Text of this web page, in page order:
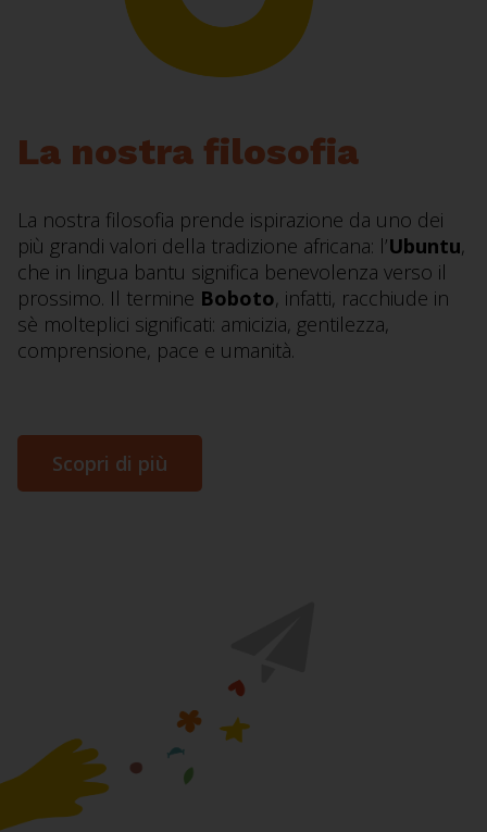
La nostra filosofia
La nostra filosofia prende ispirazione da uno dei
più grandi valori della tradizione africana: l’Ubuntu,
che in lingua bantu significa benevolenza verso il
prossimo. Il termine Boboto, infatti, racchiude in
sè molteplici significati: amicizia, gentilezza,
comprensione, pace e umanità.
Scopri di più